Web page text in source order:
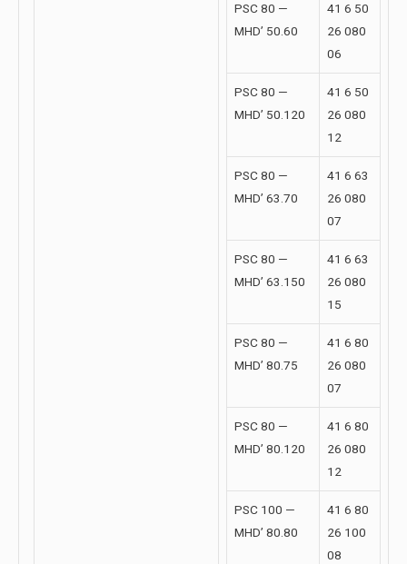
PSC 80 —
MHD’ 50.60
41 6 50
26 080
06
PSC 80 —
MHD’ 50.120
41 6 50
26 080
12
PSC 80 —
MHD’ 63.70
41 6 63
26 080
07
PSC 80 —
MHD’ 63.150
41 6 63
26 080
15
PSC 80 —
MHD’ 80.75
41 6 80
26 080
07
PSC 80 —
MHD’ 80.120
41 6 80
26 080
12
PSC 100 —
MHD’ 80.80
41 6 80
26 100
08